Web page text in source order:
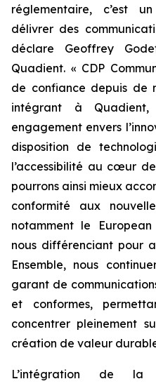
réglementaire, c’est
délivrer des
déclare Geoffrey
Quadient. « CDP
de confiance depuis de
intégrant à Quadient,
engagement envers
disposition de
l’accessibilité au cœur
pourrons ainsi mieux
conformité aux
notamment le
nous différenciant pour
Ensemble, nous
garant de
et conformes,
concentrer pleinement
création de valeur
L’intégration de la